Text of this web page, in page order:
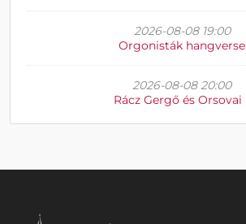
2026-08-08 19:00
Orgonisták
2026-08-08 20:00
Rácz Gergő és Orsovai